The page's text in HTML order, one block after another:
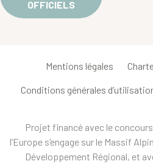
OFFICIELS
Mentions légales
Conditions générales
Projet financé avec le concours
l’Europe s’engage sur le Massif
Développement Régional, et